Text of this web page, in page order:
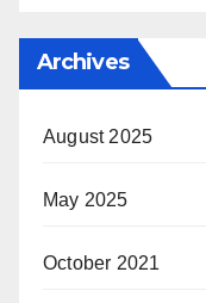
Archives
August 2025
May 2025
October 2021